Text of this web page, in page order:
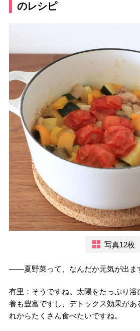
のレシピ
写真12枚
――夏野菜って、なんだか元気が出ま
有里：そうですね。太陽をたっぷり
養も豊富ですし、デトックス効果があ
れからたくさん食べたいですね。